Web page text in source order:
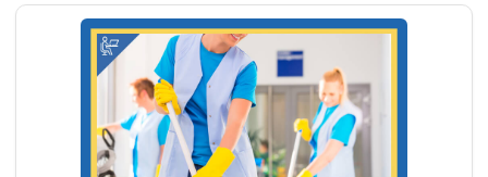
Guida pratica al
Corso PAV rischio
elettrico: tutto quello
che devi sapere